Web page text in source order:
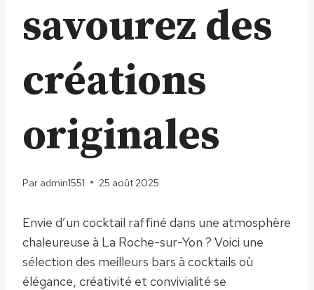
savourez des
créations
originales
Par admin1551 25 août 2025
Envie d’un cocktail raffiné dans une atmosphère
chaleureuse à La Roche-sur-Yon ? Voici une
sélection des meilleurs bars à cocktails où
élégance, créativité et convivialité se